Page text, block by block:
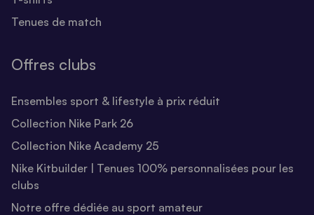
Tenues de match
Offres clubs
Ensembles sport & lifestyle à prix réduit
Collection Nike Park 26
Collection Nike Academy 25
Nike Kitbuilder | Tenues 100% personnalisées pour les
clubs
Notre offre dédiée au sport amateur